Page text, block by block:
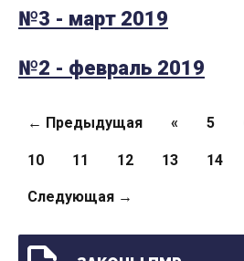
№3 - март 2019
№2 - февраль 2019
Страницы
← Предыдущая « 5
10 11 12 13 14
Следующая →